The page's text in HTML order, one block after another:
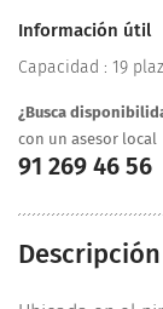
Información útil
Capacidad : 19
¿Busca
con un asesor local
91 269 46 56